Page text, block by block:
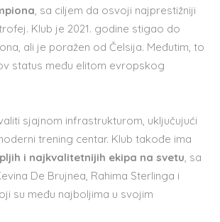
, sa ciljem da osvoji najprestižniji
Klub je 2021. godine stigao do
ali je poražen od Čelsija. Međutim, to
status među elitom evropskog
sjajnom infrastrukturom, uključujući
trening centar. Klub takođe ima
i najkvalitetnijih ekipa na svetu, sa
De Brujnea, Rahima Sterlinga i
su među najboljima u svojim